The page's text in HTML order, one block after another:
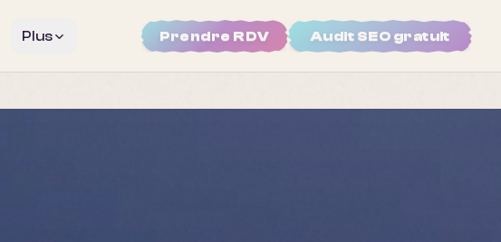
Plus Prendre RDV Audit SEO gratuit